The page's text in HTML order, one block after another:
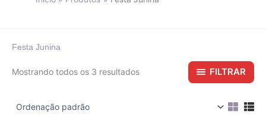
Festa Junina
Mostrando todos os 3 resultados FILTRAR